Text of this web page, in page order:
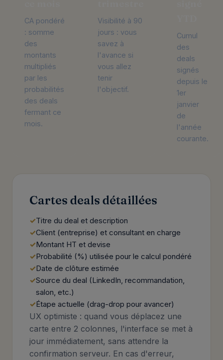
CA pondéré
: somme
des
montants
multipliés
par les
probabilités
des deals
fermant ce
mois.
Visibilité à 90
jours : vous
savez à
l'avance si
vous allez
tenir
l'objectif.
Cumul
des
deals
signés
depuis le
1er
janvier
de
l'année
courante.
Cartes deals détaillées
Titre du deal et description
Client (entreprise) et consultant en charge
Montant HT et devise
Probabilité (%) utilisée pour le calcul pondéré
Date de clôture estimée
Source du deal (LinkedIn, recommandation,
salon, etc.)
Étape actuelle (drag-drop pour avancer)
UX optimiste : quand vous déplacez une
carte entre 2 colonnes, l'interface se met à
jour immédiatement, sans attendre la
confirmation serveur. En cas d'erreur,